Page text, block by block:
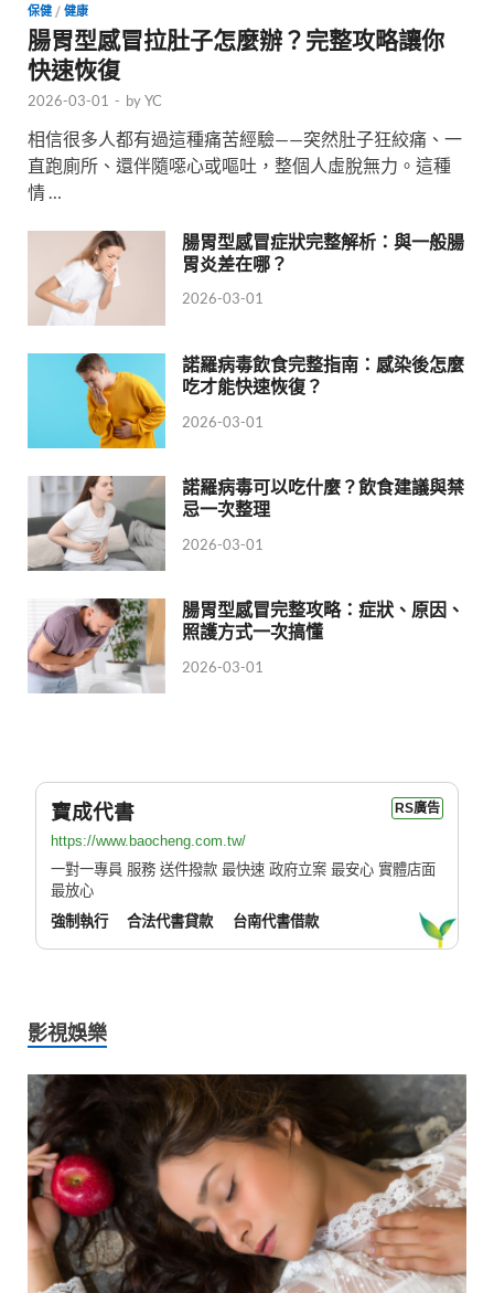
保健 / 健康
腸胃型感冒拉肚子怎麼辦？完整攻略讓你
快速恢復
2026-03-01 - byYC
相信很多人都有過這種痛苦經驗——突然肚子狂絞痛、一
直跑廁所、還伴隨噁心或嘔吐，整個人虛脫無力。這種
情 …
腸胃型感冒症狀完整解析：與一般腸
胃炎差在哪？
2026-03-01
諾羅病毒飲食完整指南：感染後怎麼
吃才能快速恢復？
2026-03-01
諾羅病毒可以吃什麼？飲食建議與禁
忌一次整理
2026-03-01
腸胃型感冒完整攻略：症狀、原因、
照護方式一次搞懂
2026-03-01
寶成代書 RS廣告
https://www.baocheng.com.tw/
一對一專員 服務 送件撥款 最快速 政府立案 最安心 實體店面
最放心
強制執行
合法代書貸款 台南代書借款
影視娛樂